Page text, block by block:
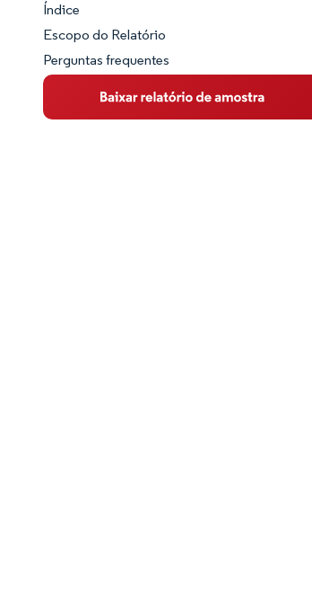
Panorama do Mercado
Visão Geral do Mercado
Principais Tendências de Mercado
Índice
Escopo do Relatório
Perguntas frequentes